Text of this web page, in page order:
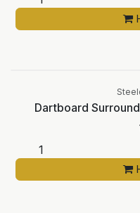
Dartboard